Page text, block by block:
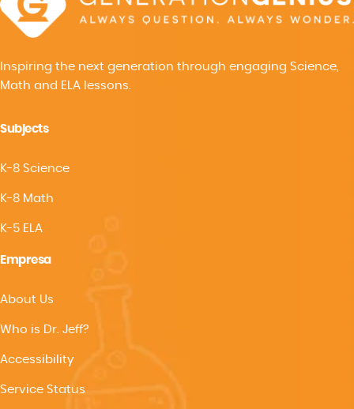
Inspiring the next generation through engaging Science,
Math and ELA lessons.
Subjects
K-8 Science
K-8 Math
K-5 ELA
Empresa
About Us
Who is Dr. Jeff?
Accessibility
Service Status